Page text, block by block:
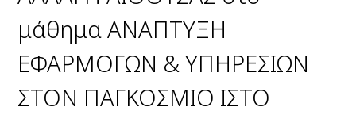
μάθημα ΑΝΑΠΤΥΞΗ
ΕΦΑΡΜΟΓΩΝ & ΥΠΗΡΕΣΙΩΝ
ΣΤΟΝ ΠΑΓΚΟΣΜΙΟ ΙΣΤΟ